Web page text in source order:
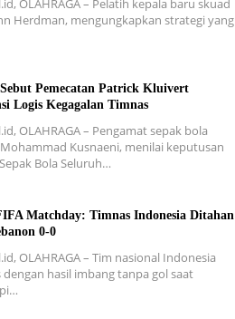
OLAHRAGA – Pelatih kepala baru skuad
Herdman, mengungkapkan strategi yang
Pemecatan Patrick Kluivert
Logis Kegagalan Timnas
OLAHRAGA – Pengamat sepak bola
Kusnaeni, menilai keputusan
Bola Seluruh…
Matchday: Timnas Indonesia Ditahan
0-0
OLAHRAGA – Tim nasional Indonesia
dengan hasil imbang tanpa gol saat